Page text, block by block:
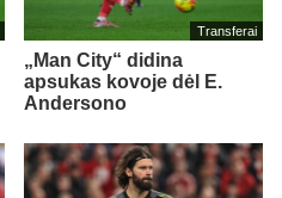
Transferai
„Man City“ didina
apsukas kovoje dėl E.
Andersono